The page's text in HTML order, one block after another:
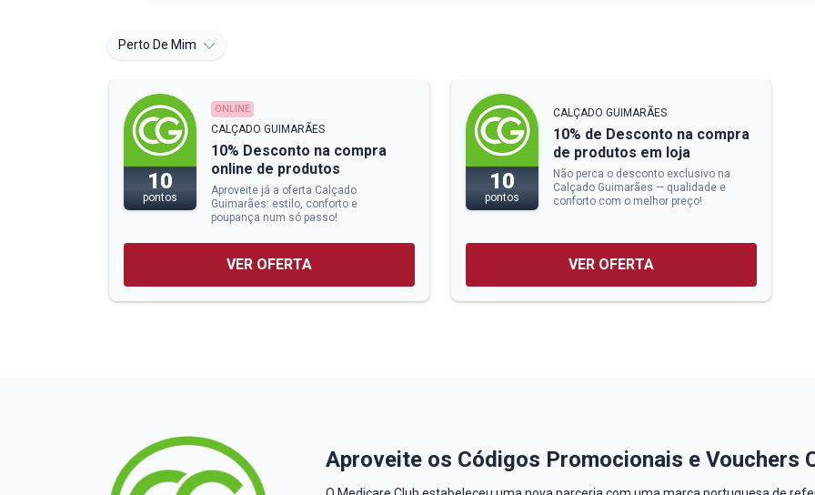
Perto De Mim
10
pontos
ONLINE
CALÇADO GUIMARÃES
10% Desconto na compra
online de produtos
Aproveite já a oferta Calçado
Guimarães: estilo, conforto e
poupança num só passo!
VER OFERTA
10
pontos
CALÇADO GUIMARÃES
10% de Desconto na compra
de produtos em loja
Não perca o desconto exclusivo na
Calçado Guimarães — qualidade e
conforto com o melhor preço!
VER OFERTA
Aproveite os Códigos Promocionais e Vouchers